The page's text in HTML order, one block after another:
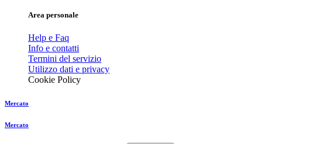
Area personale
Help e Faq
Info e contatti
Termini del servizio
Utilizzo dati e privacy
Cookie Policy
Mercato
Mercato